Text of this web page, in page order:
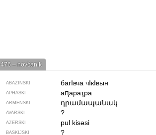
476 – novčanik
ABAZINSKI багIвча чIкIвын
APHASKI аԥараҭра
ARMENSKI դրամապանակ
AVARSKI ?
AZERSKI pul kisəsi
BASKIJSKI ?